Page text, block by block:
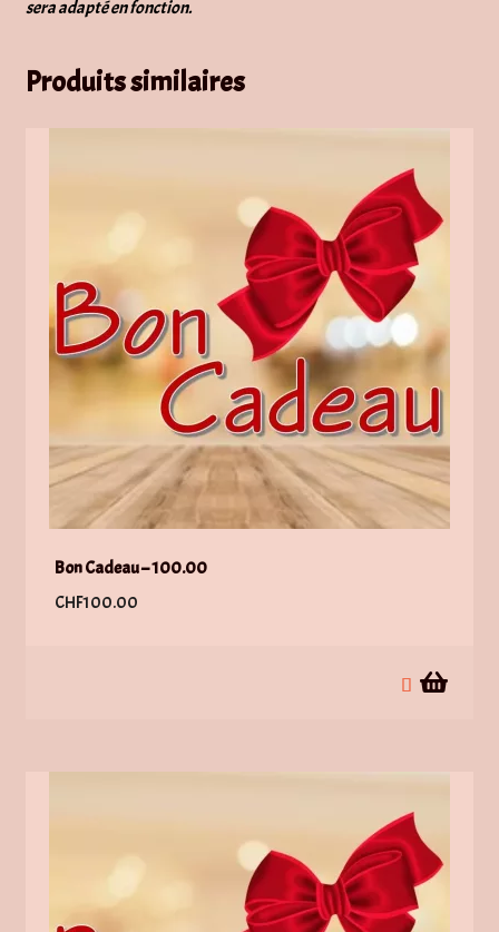
sera adapté en fonction.
Produits similaires
Bon Cadeau – 100.00
CHF100.00